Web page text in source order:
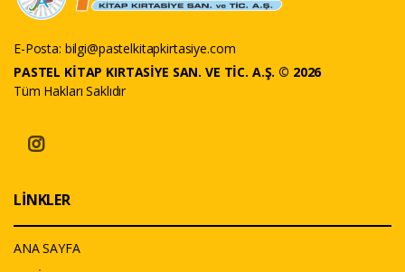
E-Posta: bilgi@pastelkitapkirtasiye.com
PASTEL KİTAP KIRTASİYE SAN. VE TİC. A.Ş. © 2026
Tüm Hakları Saklıdır
LİNKLER
ANA SAYFA